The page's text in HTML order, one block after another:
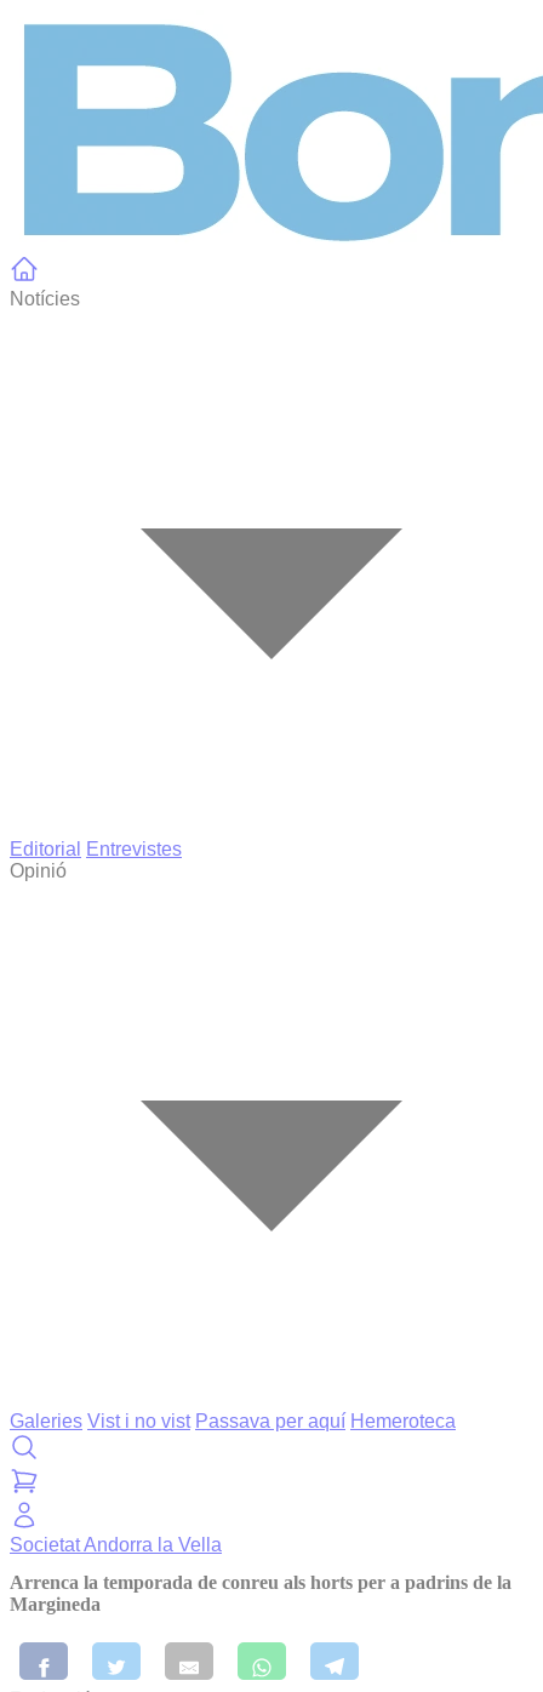
Notícies
Editorial
Entrevistes
Opinió
Galeries Vist i no vist Passava per aquí Hemeroteca
SocietatAndorra la Vella
Arrenca la temporada de conreu als horts per a padrins de la
Margineda